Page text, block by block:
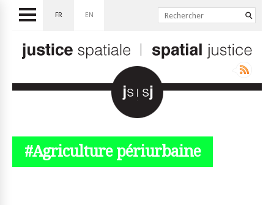
FR EN
#Agriculture périurbaine